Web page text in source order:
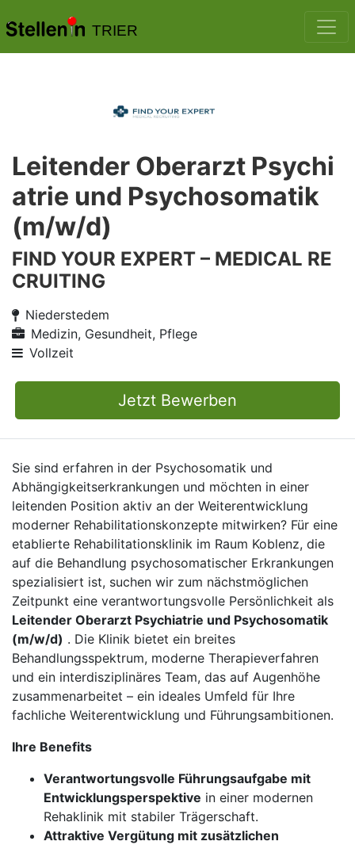
TRIER
Leitender Oberarzt Psychi
atrie und Psychosomatik
(m/w/d)
FIND YOUR EXPERT – MEDICAL RE
CRUITING
Niederstedem
Medizin, Gesundheit, Pflege
Vollzeit
Jetzt Bewerben
Sie sind erfahren in der Psychosomatik und
Abhängigkeitserkrankungen und möchten in einer
leitenden Position aktiv an der Weiterentwicklung
moderner Rehabilitationskonzepte mitwirken? Für eine
etablierte Rehabilitationsklinik im Raum Koblenz, die
auf die Behandlung psychosomatischer Erkrankungen
spezialisiert ist, suchen wir zum nächstmöglichen
Zeitpunkt eine verantwortungsvolle Persönlichkeit als
Leitender Oberarzt Psychiatrie und Psychosomatik
(m/w/d) . Die Klinik bietet ein breites
Behandlungsspektrum, moderne Therapieverfahren
und ein interdisziplinäres Team, das auf Augenhöhe
zusammenarbeitet – ein ideales Umfeld für Ihre
fachliche Weiterentwicklung und Führungsambitionen.
Ihre Benefits
Verantwortungsvolle Führungsaufgabe mit
Entwicklungsperspektive in einer modernen
Rehaklinik mit stabiler Trägerschaft.
Attraktive Vergütung mit zusätzlichen